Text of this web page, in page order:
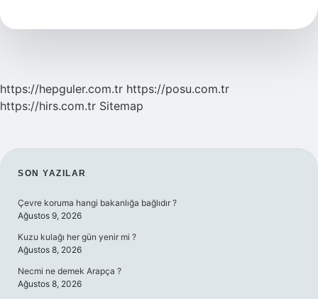
Örnek
https://hepguler.com.tr https://posu.com.tr
https://hirs.com.tr Sitemap
SIDEBAR
SON YAZILAR
Çevre koruma hangi bakanlığa bağlıdır ?
Ağustos 9, 2026
Kuzu kulağı her gün yenir mi ?
Ağustos 8, 2026
Necmi ne demek Arapça ?
Ağustos 8, 2026